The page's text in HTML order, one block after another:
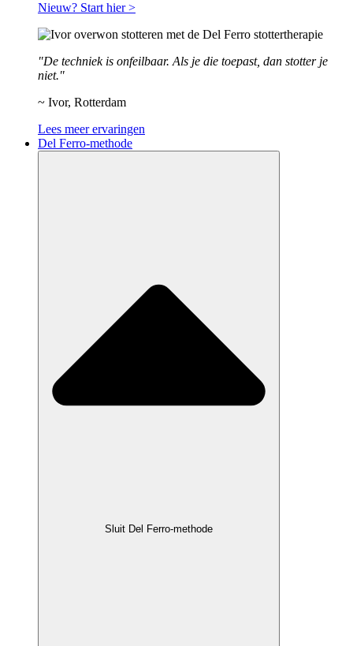
Nieuw? Start hier >
"De techniek is onfeilbaar. Als je die toepast, dan stotter je
niet."
~ Ivor, Rotterdam
Lees meer ervaringen
Del Ferro-methode
Sluit Del Ferro-methode